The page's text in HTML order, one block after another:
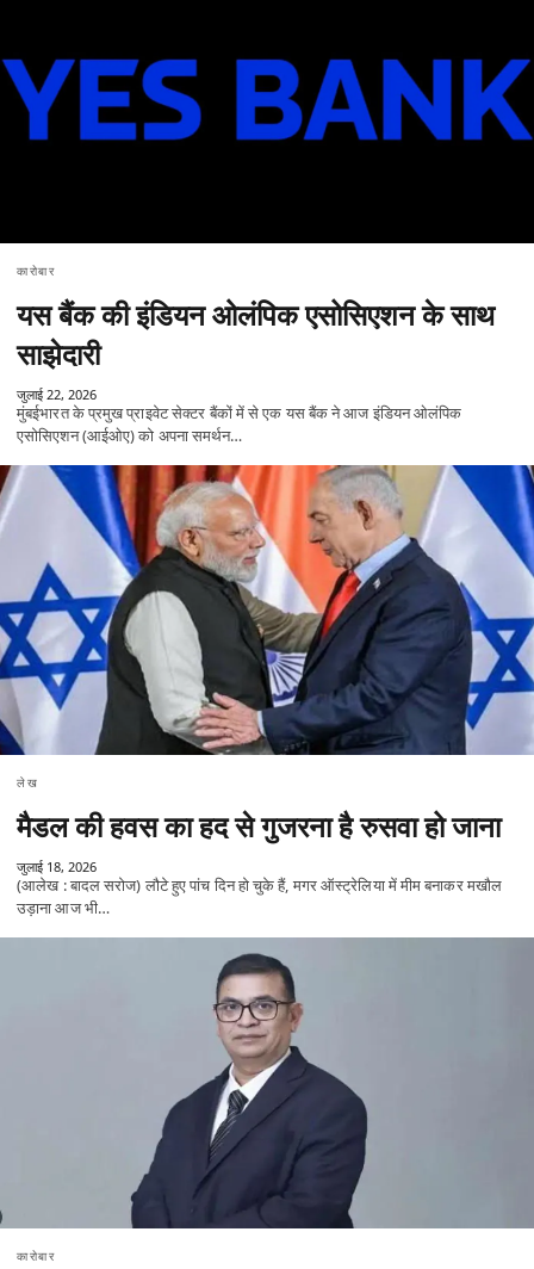
कारोबार
यस बैंक की इंडियन ओलंपिक एसोसिएशन के साथ
साझेदारी
जुलाई 22, 2026
मुंबईभारत के प्रमुख प्राइवेट सेक्टर बैंकों में से एक यस बैंक ने आज इंडियन ओलंपिक
एसोसिएशन (आईओए) को अपना समर्थन…
लेख
मैडल की हवस का हद से गुजरना है रुसवा हो जाना
जुलाई 18, 2026
(आलेख : बादल सरोज) लौटे हुए पांच दिन हो चुके हैं, मगर ऑस्ट्रेलिया में मीम बनाकर मखौल
उड़ाना आज भी…
कारोबार